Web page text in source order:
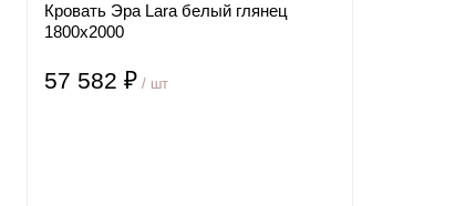
Кровать Эра Lara белый глянец
1800х2000
57 582 ₽/ шт